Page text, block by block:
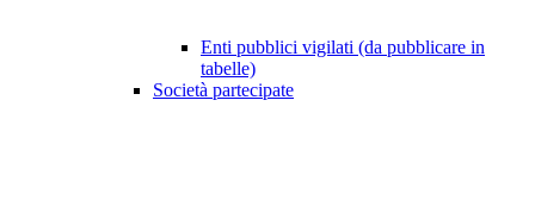
Enti pubblici vigilati (da pubblicare in
tabelle)
Società partecipate